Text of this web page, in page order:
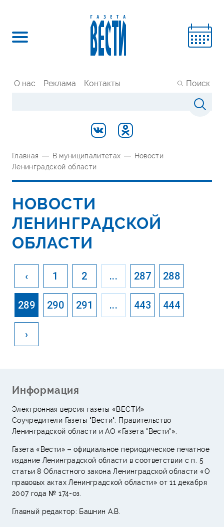
О нас Реклама Контакты Поиск
Главная — В муниципалитетах — Новости
Ленинградской области
НОВОСТИ
ЛЕНИНГРАДСКОЙ
ОБЛАСТИ
‹ 1 2 ... 287 288
289 290 291 ... 443 444
›
Информация
Электронная версия газеты «ВЕСТИ»
Соучредители Газеты "Вести": Правительство
Ленинградской области и АО «Газета "Вести"».
Газета «Вести» – официальное периодическое печатное
издание Ленинградской области в соответствии с п. 5
статьи 8 Областного закона Ленинградской области «О
правовых актах Ленинградской области» от 11 декабря
2007 года № 174-оз.
Главный редактор: Башнин А.В.